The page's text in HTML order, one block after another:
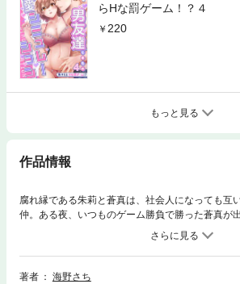
らHな罰ゲーム！？４
220
もっと見る
作品情報
腐れ縁である朱莉と蒼真は、社会人になっても互
仲。ある夜、いつものゲーム勝負で勝った蒼真が
の彼女になってくれ」だった。気軽に引き受けて
蒼真から「付き合ったことないだろ？」と言われ
しまった朱莉。すると、いつの間にか蒼真に押し
まま身体中を隈なく触れ始める！どんどん敏感な
著者
海野さち